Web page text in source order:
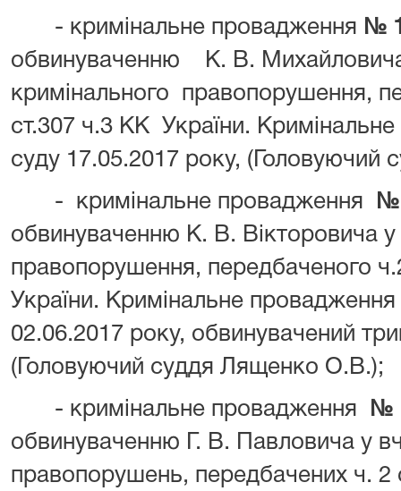
- кримінальне провадження №
обвинуваченню К. В.
кримінального правопорушення,
ст.307 ч.3 КК України.
суду 17.05.2017 року, (Головуючий
- кримінальне провадження
№
обвинуваченню К. В. Вікторовича у
правопорушення, передбаченого
України. Кримінальне
02.06.2017 року, обвинувачений
(Головуючий суддя Лященко О.В.);
- кримінальне провадження
№
обвинуваченню Г. В. Павловича у
правопорушень, передбачених ч. 2